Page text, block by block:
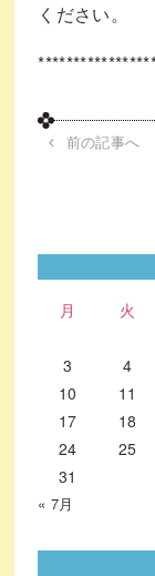
ください。
前の記事へ
月 火
3
4
10
11
17
18
24
25
31
« 7月